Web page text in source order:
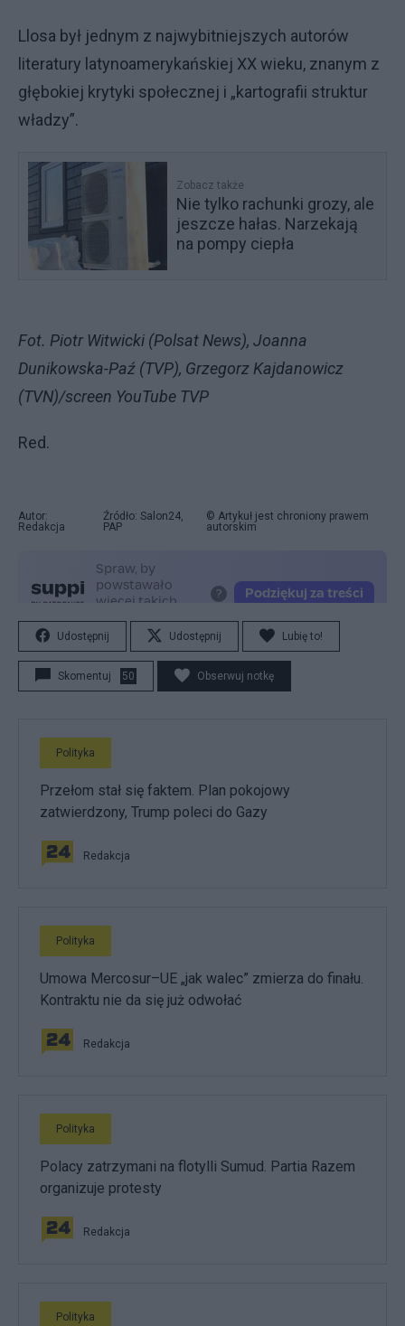
Llosa był jednym z najwybitniejszych autorów
literatury latynoamerykańskiej XX wieku, znanym z
głębokiej krytyki społecznej i „kartografii struktur
władzy”.
Zobacz także
Nie tylko rachunki grozy, ale
jeszcze hałas. Narzekają
na pompy ciepła
Fot. Piotr Witwicki (Polsat News), Joanna
Dunikowska-Paź (TVP), Grzegorz Kajdanowicz
(TVN)/screen YouTube TVP
Red.
Autor:
Redakcja
Źródło: Salon24,
PAP
© Artykuł jest chroniony prawem
autorskim
Udostępnij Udostępnij Lubię to!
Skomentuj 50 Obserwuj notkę
Polityka
Przełom stał się faktem. Plan pokojowy
zatwierdzony, Trump poleci do Gazy
Redakcja
Polityka
Umowa Mercosur–UE „jak walec” zmierza do finału.
Kontraktu nie da się już odwołać
Redakcja
Polityka
Polacy zatrzymani na flotylli Sumud. Partia Razem
organizuje protesty
Redakcja
Polityka